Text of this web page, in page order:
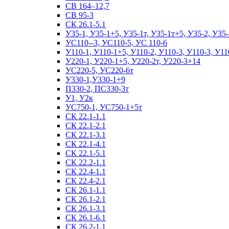
СВ 164–12,7
СВ 95-3
СК 26.1-5.1
У35-1, У35-1+5, У35-1т, У35-1т+5, У35-2,
УС110--3, УС110-5, УС 110-6
У110-1, У110-1+5, У110-2, У110-3, У110-3,
У220-1, У220-1+5, У220-2т, У220-3+14
УС220-5, УС220-6т
У330-1,У330-1+9
П330-2, ПС330-3т
У1, У2к
УС750-1, УС750-1+5т
СК 22.1-1.1
СК 22.1-2.1
СК 22.1-3.1
СК 22.1-4.1
СК 22.1-5.1
СК 22.2-1.1
СК 22.4-1.1
СК 22.4-2.1
СК 26.1-1.1
СК 26.1-2.1
СК 26.1-3.1
СК 26.1-6.1
СК 26.2-1.1